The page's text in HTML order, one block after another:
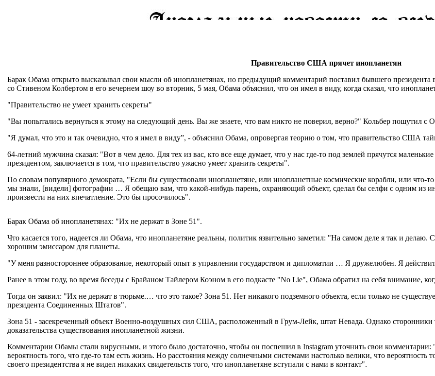
Правительство США прячет инопланетян
Барак Обама открыто высказывал свои мысли об инопланетянах, но предыдущий комментарий поставил бывшего президента
со Стивеном Колбертом в его вечернем шоу во вторник, 5 мая, Обама объяснил, что он имел в виду, когда сказал, что
"Правительство не умеет хранить секреты"
"Вы попытались вернуться к этому на следующий день. Вы же знаете, что вам никто не поверил, верно?" Кольбер пошутил с
"Я думал, что это и так очевидно, что я имел в виду”, - объяснил Обама, опровергая теорию о том, что правительство США
64-летний мужчина сказал: "Вот в чем дело. Для тех из вас, кто все еще думает, что у нас где-то под землей прячутся
президентом, заключается в том, что правительство ужасно умеет хранить секреты".
По словам популярного демократа, "Если бы существовали инопланетяне, или инопланетные космические корабли, или что-
мы знали, [видели] фотографии … Я обещаю вам, что какой-нибудь парень, охраняющий объект, сделал бы селфи с одним из
произвести на них впечатление. Это бы просочилось".
Барак Обама об инопланетянах: "Их не держат в Зоне 51".
Что касается того, надеется ли Обама, что инопланетяне реальны, политик язвительно заметил: "На самом деле я так и
хорошим эмиссаром для планеты.
"У меня разностороннее образование, некоторый опыт в управлении государством и дипломатии … Я дружелюбен. Я
Ранее в этом году, во время беседы с Брайаном Тайлером Коэном в его подкасте "No Lie", Обама обратил на себя внимание,
Тогда он заявил: "Их не держат в тюрьме.… что это такое? Зона 51. Нет никакого подземного объекта, если только не
президента Соединенных Штатов".
Зона 51 - засекреченный объект Военно-воздушных сил США, расположенный в Грум-Лейк, штат Невада. Однако сторонники
доказательства существования инопланетной жизни.
Комментарии Обамы стали вирусными, и этого было достаточно, чтобы он поспешил в Instagram уточнить свои комментарии:
вероятность того, что где-то там есть жизнь. Но расстояния между солнечными системами настолько велики, что вероятность
своего президентства я не видел никаких свидетельств того, что инопланетяне вступали с нами в контакт".